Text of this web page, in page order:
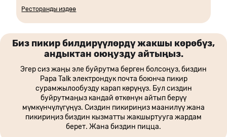
Ресторанды издөө
Биз пикир билдирүүлөрдү жакшы көрөбүз,
андыктан оюңузду айтыңыз.
Эгер сиз жаңы эле буйрутма берген болсоңуз, биздин
Papa Talk электрондук почта боюнча пикир
сурамжылообузду карап көрүңүз. Бул сиздин
буйрутмаңыз кандай өткөнүн айтып берүү
мүмкүнчүлүгүңүз. Сиздин пикириңиз маанилүү жана
пикириңиз биздин кызматты жакшыртууга жардам
берет. Жана биздин пицца.